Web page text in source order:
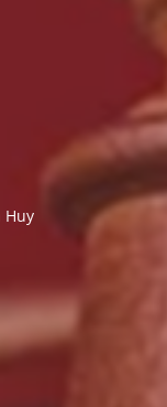
Huy